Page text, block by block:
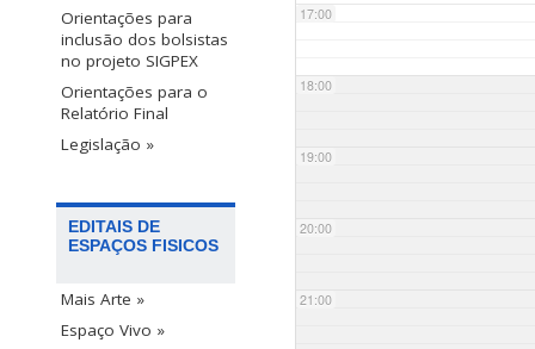
Orientações para
inclusão dos bolsistas
no projeto SIGPEX
Orientações para o
Relatório Final
Legislação »
EDITAIS DE
ESPAÇOS FISICOS
Mais Arte »
Espaço Vivo »
17:00
18:00
19:00
20:00
21:00